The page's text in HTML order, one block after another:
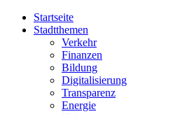
Startseite
Stadtthemen
Verkehr
Finanzen
Bildung
Digitalisierung
Transparenz
Energie